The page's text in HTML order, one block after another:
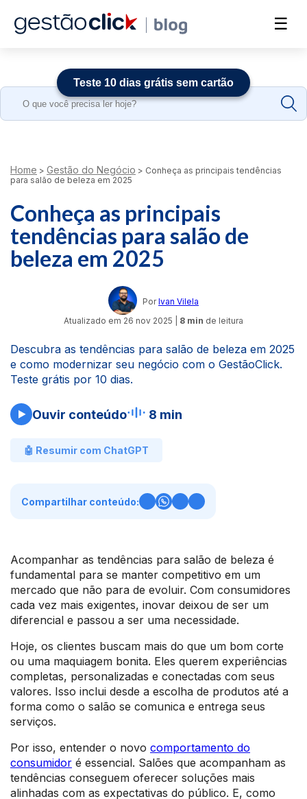
☰
Search
Home > Gestão do Negócio > Conheça as principais tendências
para salão de beleza em 2025
Conheça as principais
tendências para salão de
beleza em 2025
Por Ivan Vilela
Atualizado em 26 nov 2025 8 min de leitura
Descubra as tendências para salão de beleza em 2025
e como modernizar seu negócio com o GestãoClick.
Teste grátis por 10 dias.
Ouvir conteúdo 8 min
🤖 Resumir com ChatGPT
Compartilhar conteúdo:
Acompanhar as tendências para salão de beleza é
fundamental para se manter competitivo em um
mercado que não para de evoluir. Com consumidores
cada vez mais exigentes, inovar deixou de ser um
diferencial e passou a ser uma necessidade.
Hoje, os clientes buscam mais do que um bom corte
ou uma maquiagem bonita. Eles querem experiências
completas, personalizadas e conectadas com seus
valores. Isso inclui desde a escolha de produtos até a
forma como o salão se comunica e entrega seus
serviços.
Por isso, entender o novo comportamento do
consumidor é essencial. Salões que acompanham as
tendências conseguem oferecer soluções mais
alinhadas com as expectativas do público. E, como
Teste 10 dias grátis sem cartão